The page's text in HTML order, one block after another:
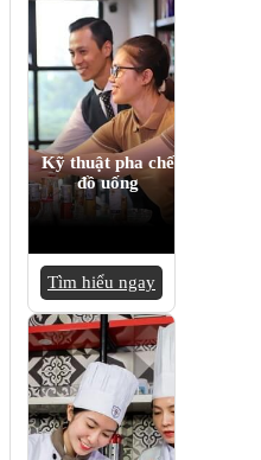
Kỹ thuật pha chế
đồ uống
Tìm hiểu ngay